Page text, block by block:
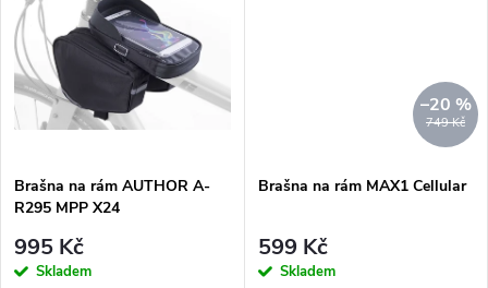
ů
t
ů
Brašna na rám AUTHOR A-
R295 MPP X24
995 Kč
Skladem
749 Kč
–20 %
Brašna na rám MAX1 Cellular
599 Kč
Skladem